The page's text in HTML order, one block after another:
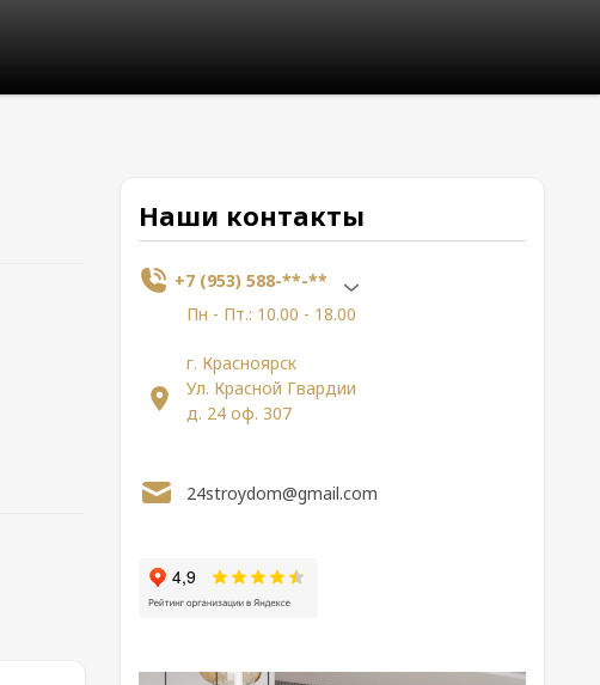
Наши контакты
+7 (953) 588-**-**
Пн - Пт.: 10.00 - 18.00
г. Красноярск
Ул. Красной Гвардии
д. 24 оф. 307
24stroydom@gmail.com